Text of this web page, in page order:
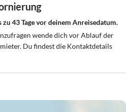
zu 43 Tage vor deinem Anreisedatum.
wende dich vor Ablauf der
Du findest die Kontaktdetails